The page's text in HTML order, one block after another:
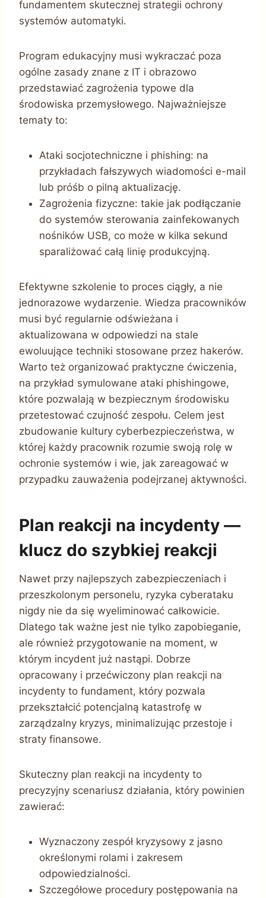
fundamentem skutecznej strategii ochrony
systemów automatyki.
Program edukacyjny musi wykraczać poza
ogólne zasady znane z IT i obrazowo
przedstawiać zagrożenia typowe dla
środowiska przemysłowego. Najważniejsze
tematy to:
Ataki socjotechniczne i phishing: na
przykładach fałszywych wiadomości e-mail
lub próśb o pilną aktualizację.
Zagrożenia fizyczne: takie jak podłączanie
do systemów sterowania zainfekowanych
nośników USB, co może w kilka sekund
sparaliżować całą linię produkcyjną.
Efektywne szkolenie to proces ciągły, a nie
jednorazowe wydarzenie. Wiedza pracowników
musi być regularnie odświeżana i
aktualizowana w odpowiedzi na stale
ewoluujące techniki stosowane przez hakerów.
Warto też organizować praktyczne ćwiczenia,
na przykład symulowane ataki phishingowe,
które pozwalają w bezpiecznym środowisku
przetestować czujność zespołu. Celem jest
zbudowanie kultury cyberbezpieczeństwa, w
której każdy pracownik rozumie swoją rolę w
ochronie systemów i wie, jak zareagować w
przypadku zauważenia podejrzanej aktywności.
Plan reakcji na incydenty —
klucz do szybkiej reakcji
Nawet przy najlepszych zabezpieczeniach i
przeszkolonym personelu, ryzyka cyberataku
nigdy nie da się wyeliminować całkowicie.
Dlatego tak ważne jest nie tylko zapobieganie,
ale również przygotowanie na moment, w
którym incydent już nastąpi. Dobrze
opracowany i przećwiczony plan reakcji na
incydenty to fundament, który pozwala
przekształcić potencjalną katastrofę w
zarządzalny kryzys, minimalizując przestoje i
straty finansowe.
Skuteczny plan reakcji na incydenty to
precyzyjny scenariusz działania, który powinien
zawierać:
Wyznaczony zespół kryzysowy z jasno
określonymi rolami i zakresem
odpowiedzialności.
Szczegółowe procedury postępowania na